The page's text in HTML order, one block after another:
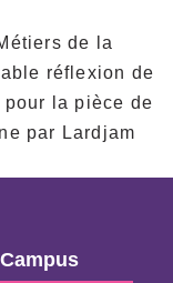
de la
réflexion de
la pièce de
par Lardjam